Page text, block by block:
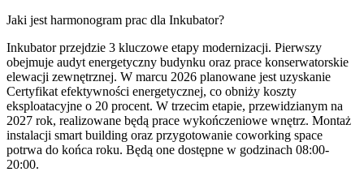
Jaki jest harmonogram prac dla Inkubator?
Inkubator przejdzie 3 kluczowe etapy modernizacji. Pierwszy
obejmuje audyt energetyczny budynku oraz prace konserwatorskie
elewacji zewnętrznej. W marcu 2026 planowane jest uzyskanie
Certyfikat efektywności energetycznej, co obniży koszty
eksploatacyjne o 20 procent. W trzecim etapie, przewidzianym na
2027 rok, realizowane będą prace wykończeniowe wnętrz. Montaż
instalacji smart building oraz przygotowanie coworking space
potrwa do końca roku. Będą one dostępne w godzinach 08:00-
20:00.